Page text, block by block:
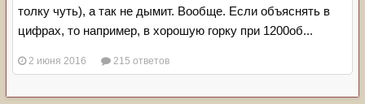
толку чуть), а так не дымит. Вообще. Если объяснять в
цифрах, то например, в хорошую горку при 1200об...
2 июня 2016 215 ответов